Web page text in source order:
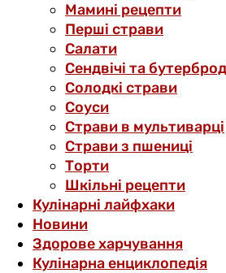
Мамині рецепти
Перші страви
Салати
Сендвічі та
Солодкі страви
Соуси
Страви в мультиварці
Страви з пшениці
Торти
Шкільні рецепти
Кулінарні лайфхаки
Новини
Здорове харчування
Кулінарна енциклопедія